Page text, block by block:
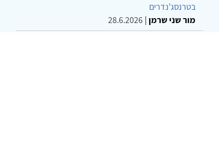
בטרנסג'נדרים
מור שני שרמן |
28.6.2026